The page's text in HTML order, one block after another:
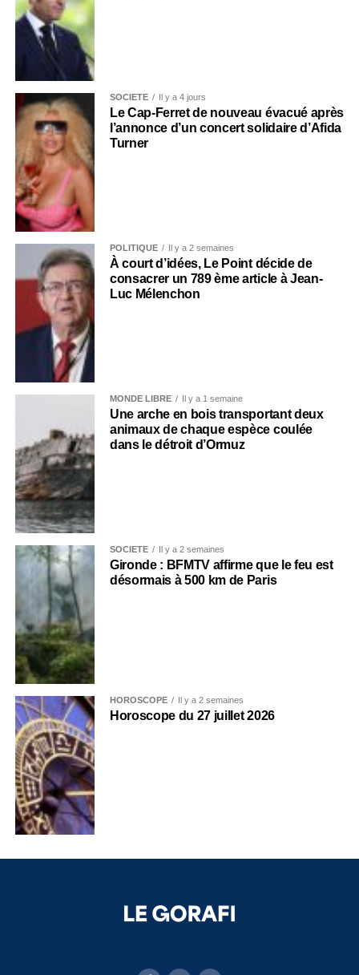
SOCIÉTÉ Il y a 4 jours
Le Cap-Ferret de nouveau évacué après
l’annonce d’un concert solidaire d’Afida
Turner
POLITIQUE Il y a 2 semaines
À court d’idées, Le Point décide de
consacrer un 789 ème article à Jean-
Luc Mélenchon
MONDE LIBRE Il y a 1 semaine
Une arche en bois transportant deux
animaux de chaque espèce coulée
dans le détroit d’Ormuz
SOCIÉTÉ Il y a 2 semaines
Gironde : BFMTV affirme que le feu est
désormais à 500 km de Paris
HOROSCOPE Il y a 2 semaines
Horoscope du 27 juillet 2026